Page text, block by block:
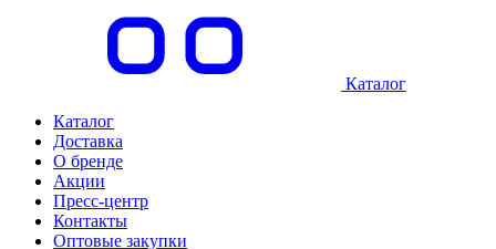
Каталог
Каталог
Доставка
О бренде
Акции
Пресс-центр
Контакты
Оптовые закупки